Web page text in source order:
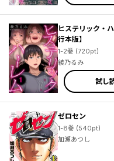
ヒステリック・
行本版】
1-2巻 (720pt)
綾乃るみ
試し
ゼロセン
1-8巻 (540pt)
加瀬あつし